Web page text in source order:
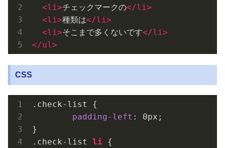
<li >チェックマークの</li >
<li >種類は</li >
<li >そこまで多くないです</li >
</ul >
CSS
.check-list
{
padding-left : 0px ;
.check-list
li {